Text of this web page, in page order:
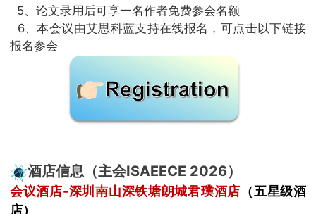
5、论文录用后可享一名作者免费参会名额
6、本会议由艾思科蓝支持在线报名，可点击以下链接
报名参会
酒店信息（主会ISAEECE 2026）
会议酒店-深圳南山深铁塘朗城君璞酒店 （五星级酒
店）